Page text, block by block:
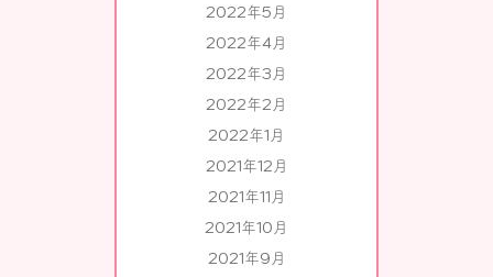
2022年5月
2022年4月
2022年3月
2022年2月
2022年1月
2021年12月
2021年11月
2021年10月
2021年9月